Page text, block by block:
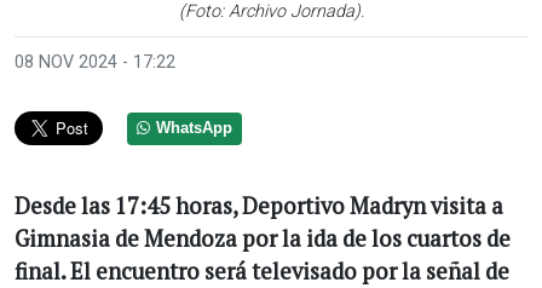
(Foto: Archivo Jornada).
08 NOV 2024 - 17:22
WhatsApp
Desde las 17:45 horas, Deportivo Madryn visita a
Gimnasia de Mendoza por la ida de los cuartos de
final. El encuentro será televisado por la señal de